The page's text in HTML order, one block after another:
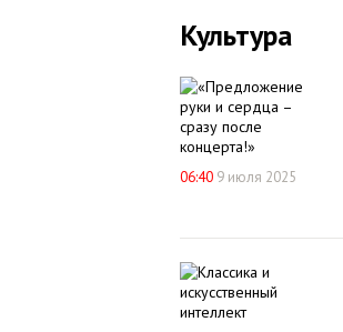
Культура
06:40 9 июля 2025